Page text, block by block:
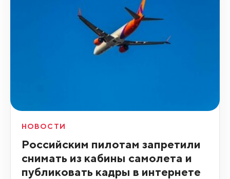
НОВОСТИ
Российским пилотам запретили
снимать из кабины самолета и
публиковать кадры в интернете